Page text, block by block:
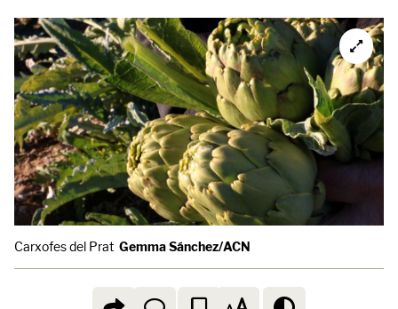
Carxofes del Prat Gemma Sánchez/ACN